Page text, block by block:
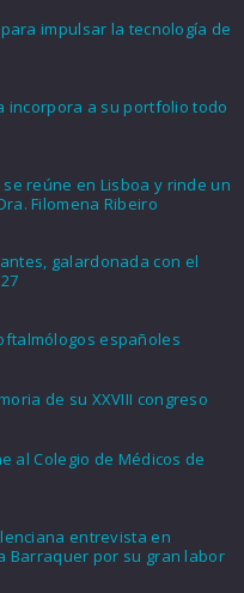
impulsar la tecnología de
incorpora a su portfolio todo
se reúne en Lisboa y rinde un
Filomena Ribeiro
galardonada con el
españoles
de su XXVIII congreso
al Colegio de Médicos de
entrevista en
Barraquer por su gran labor